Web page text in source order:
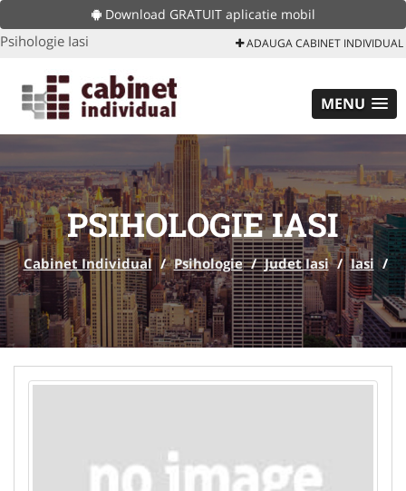
Download GRATUIT aplicatie mobil
Psihologie Iasi ADAUGA CABINET INDIVIDUAL
MENU
PSIHOLOGIE IASI
Cabinet Individual / Psihologie / Judet Iasi / Iasi /